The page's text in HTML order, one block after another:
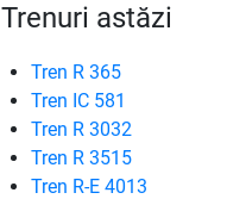
Trenuri astăzi
Tren R 365
Tren IC 581
Tren R 3032
Tren R 3515
Tren R-E 4013